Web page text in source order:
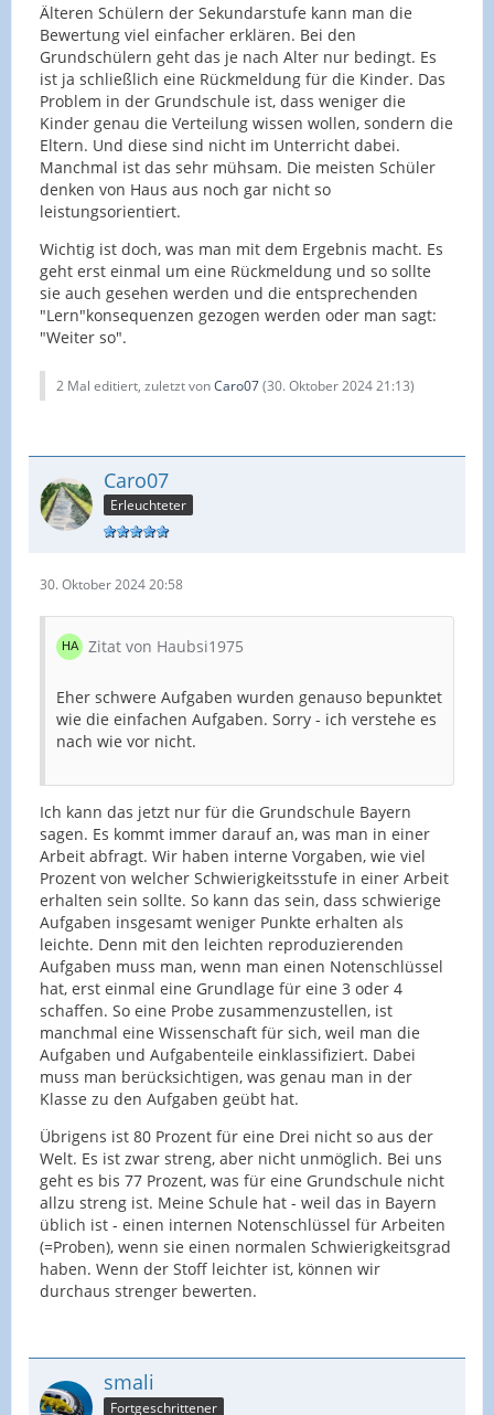
Älteren Schülern der Sekundarstufe kann man die
Bewertung viel einfacher erklären. Bei den
Grundschülern geht das je nach Alter nur bedingt. Es
ist ja schließlich eine Rückmeldung für die Kinder. Das
Problem in der Grundschule ist, dass weniger die
Kinder genau die Verteilung wissen wollen, sondern die
Eltern. Und diese sind nicht im Unterricht dabei.
Manchmal ist das sehr mühsam. Die meisten Schüler
denken von Haus aus noch gar nicht so
leistungsorientiert.
Wichtig ist doch, was man mit dem Ergebnis macht. Es
geht erst einmal um eine Rückmeldung und so sollte
sie auch gesehen werden und die entsprechenden
"Lern"konsequenzen gezogen werden oder man sagt:
"Weiter so".
2 Mal editiert, zuletzt vonCaro07(30. Oktober 2024 21:13)
Caro07
Erleuchteter
30. Oktober 2024 20:58
Zitat von Haubsi1975
Eher schwere Aufgaben wurden genauso bepunktet
wie die einfachen Aufgaben. Sorry - ich verstehe es
nach wie vor nicht.
Ich kann das jetzt nur für die Grundschule Bayern
sagen. Es kommt immer darauf an, was man in einer
Arbeit abfragt. Wir haben interne Vorgaben, wie viel
Prozent von welcher Schwierigkeitsstufe in einer Arbeit
erhalten sein sollte. So kann das sein, dass schwierige
Aufgaben insgesamt weniger Punkte erhalten als
leichte. Denn mit den leichten reproduzierenden
Aufgaben muss man, wenn man einen Notenschlüssel
hat, erst einmal eine Grundlage für eine 3 oder 4
schaffen. So eine Probe zusammenzustellen, ist
manchmal eine Wissenschaft für sich, weil man die
Aufgaben und Aufgabenteile einklassifiziert. Dabei
muss man berücksichtigen, was genau man in der
Klasse zu den Aufgaben geübt hat.
Übrigens ist 80 Prozent für eine Drei nicht so aus der
Welt. Es ist zwar streng, aber nicht unmöglich. Bei uns
geht es bis 77 Prozent, was für eine Grundschule nicht
allzu streng ist. Meine Schule hat - weil das in Bayern
üblich ist - einen internen Notenschlüssel für Arbeiten
(=Proben), wenn sie einen normalen Schwierigkeitsgrad
haben. Wenn der Stoff leichter ist, können wir
durchaus strenger bewerten.
smali
Fortgeschrittener